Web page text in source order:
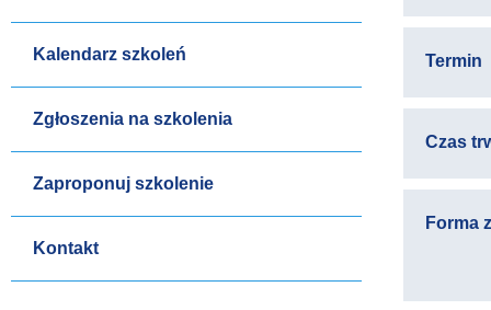
Kalendarz szkoleń
Zgłoszenia na szkolenia
Zaproponuj szkolenie
Kontakt
Termin
Czas
Forma